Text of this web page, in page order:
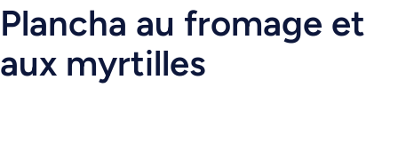
Plancha au fromage et
aux myrtilles